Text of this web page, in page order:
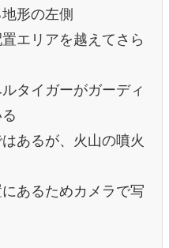
形の左側
エリアを越えてさら
タイガーがガーディ
あるが、火山の噴火
あるためカメラで写